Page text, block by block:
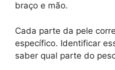
braço e mão.
Cada parte da pele
específico. Identificar
saber qual parte do